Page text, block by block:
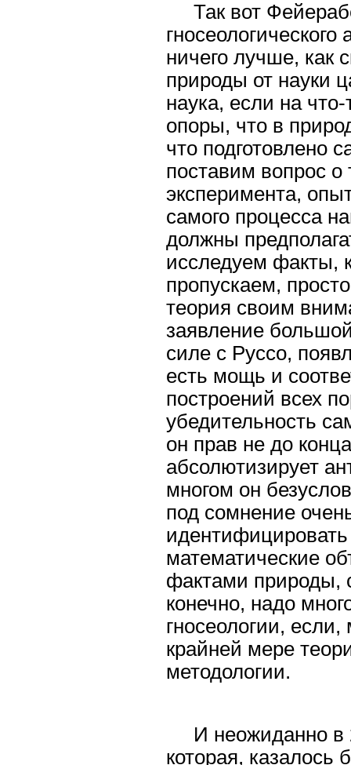
Так вот
ничего лучше, как
природы от науки
наука, если на
опоры, что в
что
поставим вопрос о
эксперимента,
самого процесса
должны
исследуем факты,
пропускаем,
теория своим
заявление
силе с Руссо,
есть мощь и
построений всех
убедительность
он прав не до
абсолютизирует
многом он
под сомнение
математические
фактами природы,
конечно, надо
гносеологии,
крайней мере
методологии.
И неожиданно в
которая,